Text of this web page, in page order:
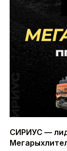
СИРИУС —